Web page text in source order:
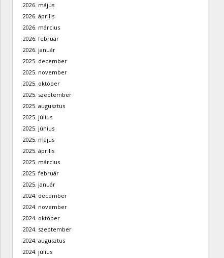
2026. május
2026. április
2026. március
2026. február
2026. január
2025. december
2025. november
2025. október
2025. szeptember
2025. augusztus
2025. július
2025. június
2025. május
2025. április
2025. március
2025. február
2025. január
2024. december
2024. november
2024. október
2024. szeptember
2024. augusztus
2024. július